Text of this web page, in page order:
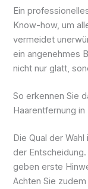
Ein
Know-how, um
vermeidet
ein angenehmes
nicht nur glatt,
So erkennen Sie
Haarentfernung
Die Qual der
der
geben erste
Achten Sie